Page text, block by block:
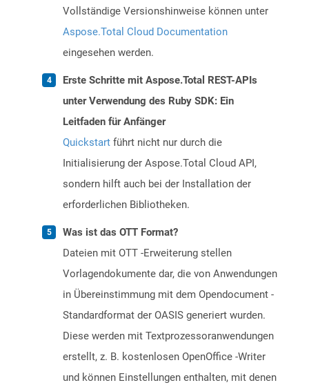
Vollständige Versionshinweise können unter
Aspose.Total Cloud Documentation
eingesehen werden.
Erste Schritte mit Aspose.Total REST-APIs
unter Verwendung des Ruby SDK: Ein
Leitfaden für Anfänger
Quickstart führt nicht nur durch die
Initialisierung der Aspose.Total Cloud API,
sondern hilft auch bei der Installation der
erforderlichen Bibliotheken.
Was ist das OTT Format?
Dateien mit OTT -Erweiterung stellen
Vorlagendokumente dar, die von Anwendungen
in Übereinstimmung mit dem Opendocument -
Standardformat der OASIS generiert wurden.
Diese werden mit Textprozessoranwendungen
erstellt, z. B. kostenlosen OpenOffice -Writer
und können Einstellungen enthalten, mit denen